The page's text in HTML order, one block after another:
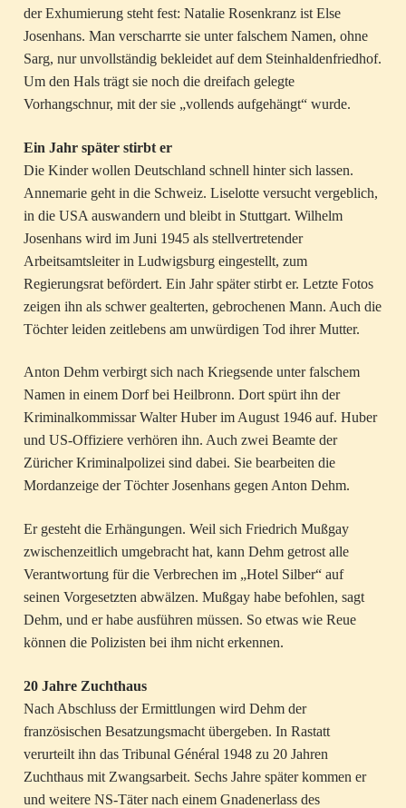
der Exhumierung steht fest: Natalie Rosenkranz ist Else
Josenhans. Man verscharrte sie unter falschem Namen, ohne
Sarg, nur unvollständig bekleidet auf dem Steinhaldenfriedhof.
Um den Hals trägt sie noch die dreifach gelegte
Vorhangschnur, mit der sie „vollends aufgehängt“ wurde.
Ein Jahr später stirbt er
Die Kinder wollen Deutschland schnell hinter sich lassen.
Annemarie geht in die Schweiz. Liselotte versucht vergeblich,
in die USA auswandern und bleibt in Stuttgart. Wilhelm
Josenhans wird im Juni 1945 als stellvertretender
Arbeitsamtsleiter in Ludwigsburg eingestellt, zum
Regierungsrat befördert. Ein Jahr später stirbt er. Letzte Fotos
zeigen ihn als schwer gealterten, gebrochenen Mann. Auch die
Töchter leiden zeitlebens am unwürdigen Tod ihrer Mutter.
Anton Dehm verbirgt sich nach Kriegsende unter falschem
Namen in einem Dorf bei Heilbronn. Dort spürt ihn der
Kriminalkommissar Walter Huber im August 1946 auf. Huber
und US-Offiziere verhören ihn. Auch zwei Beamte der
Züricher Kriminalpolizei sind dabei. Sie bearbeiten die
Mordanzeige der Töchter Josenhans gegen Anton Dehm.
Er gesteht die Erhängungen. Weil sich Friedrich Mußgay
zwischenzeitlich umgebracht hat, kann Dehm getrost alle
Verantwortung für die Verbrechen im „Hotel Silber“ auf
seinen Vorgesetzten abwälzen. Mußgay habe befohlen, sagt
Dehm, und er habe ausführen müssen. So etwas wie Reue
können die Polizisten bei ihm nicht erkennen.
20 Jahre Zuchthaus
Nach Abschluss der Ermittlungen wird Dehm der
französischen Besatzungsmacht übergeben. In Rastatt
verurteilt ihn das Tribunal Général 1948 zu 20 Jahren
Zuchthaus mit Zwangsarbeit. Sechs Jahre später kommen er
und weitere NS-Täter nach einem Gnadenerlass des